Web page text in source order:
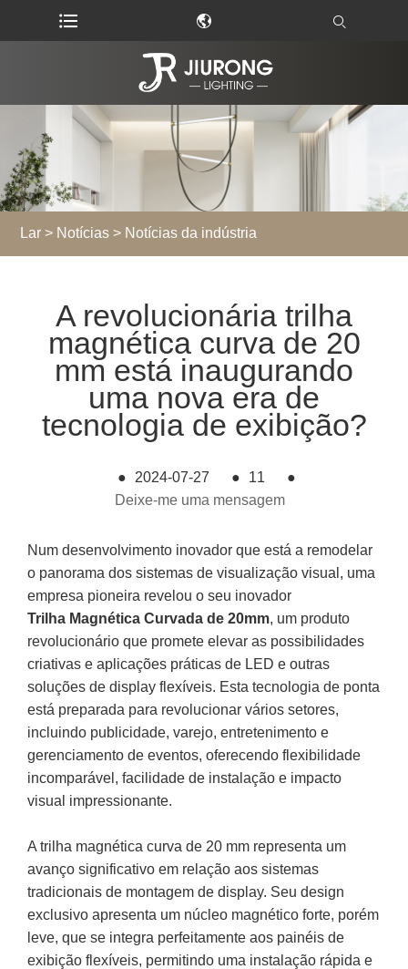
Lar > Notícias > Notícias da indústria
A revolucionária trilha
magnética curva de 20
mm está inaugurando
uma nova era de
tecnologia de exibição?
● 2024-07-27 ● 11
●
Deixe-me uma mensagem
Num desenvolvimento inovador que está a remodelar
o panorama dos sistemas de visualização visual, uma
empresa pioneira revelou o seu inovador
Trilha Magnética Curvada de 20mm, um produto
revolucionário que promete elevar as possibilidades
criativas e aplicações práticas de LED e outras
soluções de display flexíveis. Esta tecnologia de ponta
está preparada para revolucionar vários setores,
incluindo publicidade, varejo, entretenimento e
gerenciamento de eventos, oferecendo flexibilidade
incomparável, facilidade de instalação e impacto
visual impressionante.
A trilha magnética curva de 20 mm representa um
avanço significativo em relação aos sistemas
tradicionais de montagem de display. Seu design
exclusivo apresenta um núcleo magnético forte, porém
leve, que se integra perfeitamente aos painéis de
exibição flexíveis, permitindo uma instalação rápida e